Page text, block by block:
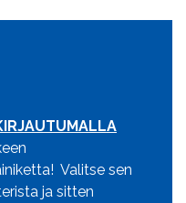
Valitse sen
ja sitten